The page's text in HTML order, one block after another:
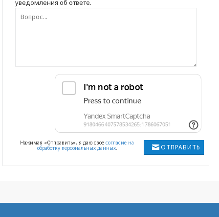
уведомления об ответе.
ОТПРАВИТЬ
Нажимая «Отправить», я даю свое согласие на
обработку персональных данных.